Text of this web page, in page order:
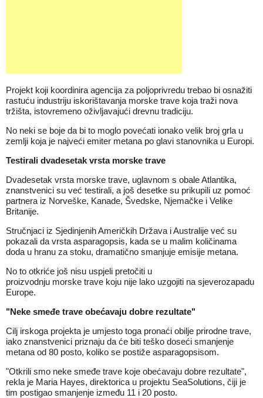
Projekt koji koordinira agencija za poljoprivredu trebao bi osnažiti
rastuću industriju iskorištavanja morske trave koja traži nova
tržišta, istovremeno oživljavajući drevnu tradiciju.
No neki se boje da bi to moglo povećati ionako velik broj grla u
zemlji koja je najveći emiter metana po glavi stanovnika u Europi.
Testirali dvadesetak vrsta morske trave
Dvadesetak vrsta morske trave, uglavnom s obale Atlantika,
znanstvenici su već testirali, a još desetke su prikupili uz pomoć
partnera iz Norveške, Kanade, Švedske, Njemačke i Velike
Britanije.
Stručnjaci iz Sjedinjenih Američkih Država i Australije već su
pokazali da vrsta asparagopsis, kada se u malim količinama
doda u hranu za stoku, dramatično smanjuje emisije metana.
No to otkriće još nisu uspjeli pretočiti u
proizvodnju morske trave koju nije lako uzgojiti na sjeverozapadu
Europe.
"Neke smeđe trave obećavaju dobre rezultate"
Cilj irskoga projekta je umjesto toga pronaći obilje prirodne trave,
iako znanstvenici priznaju da će biti teško doseći smanjenje
metana od 80 posto, koliko se postiže asparagopsisom.
"Otkrili smo neke smeđe trave koje obećavaju dobre rezultate",
rekla je Maria Hayes, direktorica u projektu SeaSolutions, čiji je
tim postigao smanjenje između 11 i 20 posto.